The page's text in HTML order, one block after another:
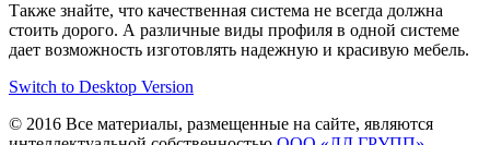
Также знайте, что качественная система не всегда должна
стоить дорого. А различные виды профиля в одной системе
дает возможность изготовлять надежную и красивую мебель.
Switch to Desktop Version
© 2016 Все материалы, размещенные на сайте, являются